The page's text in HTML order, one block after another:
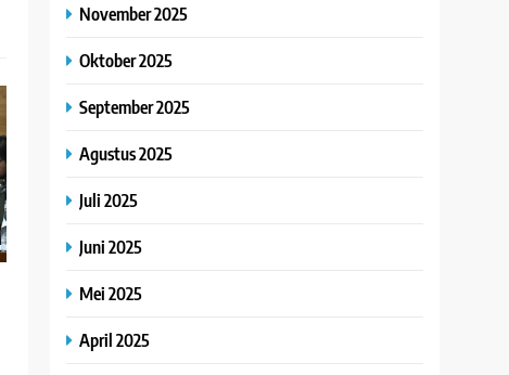
November 2025
Oktober 2025
September 2025
Agustus 2025
Juli 2025
Juni 2025
Mei 2025
April 2025